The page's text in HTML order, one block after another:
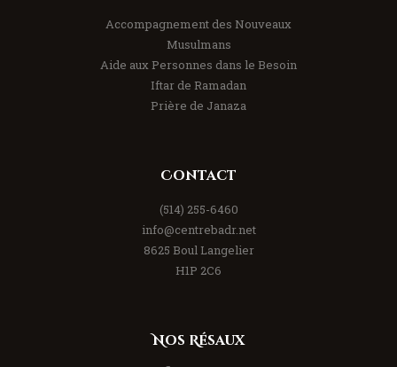
Accompagnement des Nouveaux
Musulmans
Aide aux Personnes dans le Besoin
Iftar de Ramadan
Prière de Janaza
Contact
(514) 255-6460
info@centrebadr.net
8625 Boul Langelier
H1P 2C6
Nos Résaux